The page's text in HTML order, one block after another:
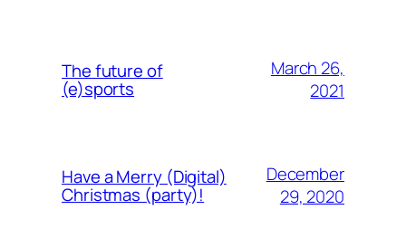
The future of
(e)sports
March 26,
2021
Have a Merry (Digital)
Christmas (party)!
December
29, 2020